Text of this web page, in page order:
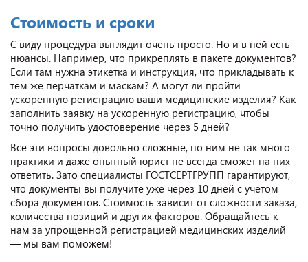
Стоимость и сроки
С виду процедура выглядит очень просто. Но и в ней есть
нюансы. Например, что прикреплять в пакете документов?
Если там нужна этикетка и инструкция, что прикладывать к
тем же перчаткам и маскам? А могут ли пройти
ускоренную регистрацию ваши медицинские изделия? Как
заполнить заявку на ускоренную регистрацию, чтобы
точно получить удостоверение через 5 дней?
Все эти вопросы довольно сложные, по ним не так много
практики и даже опытный юрист не всегда сможет на них
ответить. Зато специалисты ГОСТСЕРТГРУПП гарантируют,
что документы вы получите уже через 10 дней с учетом
сбора документов. Стоимость зависит от сложности заказа,
количества позиций и других факторов. Обращайтесь к
нам за упрощенной регистрацией медицинских изделий
— мы вам поможем!